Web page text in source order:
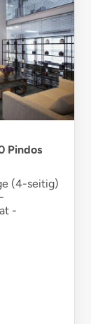
Pindos
(4-seitig)
-